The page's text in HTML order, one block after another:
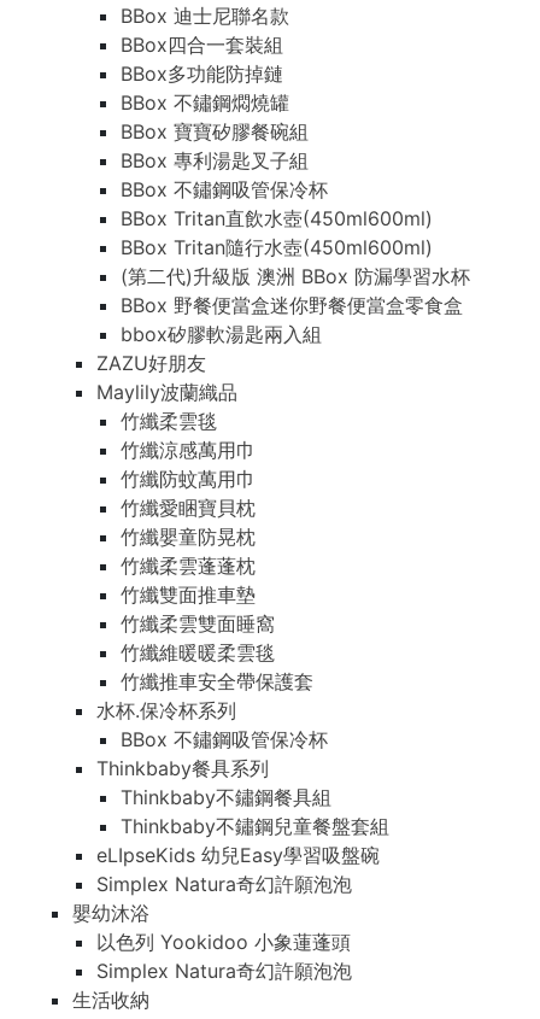
BBox 迪士尼聯名款
BBox四合一套裝組
BBox多功能防掉鏈
BBox 不鏽鋼燜燒罐
BBox 寶寶矽膠餐碗組
BBox 專利湯匙叉子組
BBox 不鏽鋼吸管保冷杯
BBox Tritan直飲水壺(450ml600ml)
BBox Tritan隨行水壺(450ml600ml)
(第二代)升級版 澳洲 BBox 防漏學習水杯
BBox 野餐便當盒迷你野餐便當盒零食盒
bbox矽膠軟湯匙兩入組
ZAZU好朋友
Maylily波蘭織品
竹纖柔雲毯
竹纖涼感萬用巾
竹纖防蚊萬用巾
竹纖愛睏寶貝枕
竹纖嬰童防晃枕
竹纖柔雲蓬蓬枕
竹纖雙面推車墊
竹纖柔雲雙面睡窩
竹纖維暖暖柔雲毯
竹纖推車安全帶保護套
水杯.保冷杯系列
BBox 不鏽鋼吸管保冷杯
Thinkbaby餐具系列
Thinkbaby不鏽鋼餐具組
Thinkbaby不鏽鋼兒童餐盤套組
eLIpseKids 幼兒Easy學習吸盤碗
Simplex Natura奇幻許願泡泡
嬰幼沐浴
以色列 Yookidoo 小象蓮蓬頭
Simplex Natura奇幻許願泡泡
生活收納